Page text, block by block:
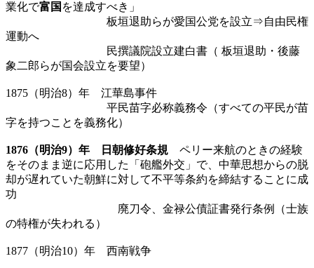
業化で富国 を達成すべき」
板垣退助らが愛国公党を設立⇒自由民権
運動へ
民撰議院設立建白書（ 板垣退助・後藤
象二郎らが国会設立を要望）
1875（明治8）年 江華島事件
平民苗字必称義務令（すべての平民が苗
字を持つことを義務化）
1876（明治9）年 日朝修好条規 ペリー来航のときの経験
をそのまま逆に応用した「砲艦外交」で、中華思想からの脱
却が遅れていた朝鮮に対して不平等条約を締結することに成
功
廃刀令、金禄公債証書発行条例（士族
の特権が失われる）
1877（明治10）年 西南戦争